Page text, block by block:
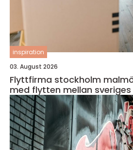
inspiration
03. August 2026
Flyttfirma stockholm malmö så lyckas
med flytten mellan